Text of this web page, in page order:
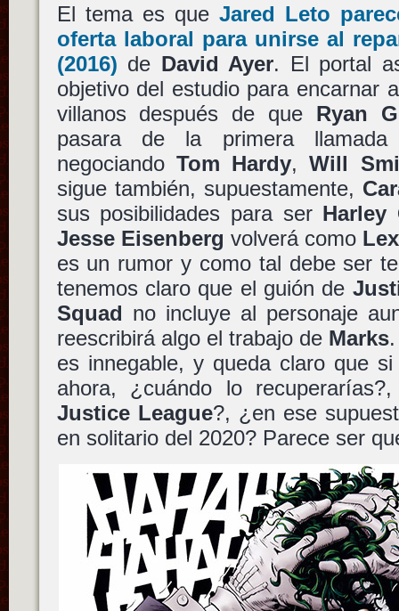
El tema es que Jared Leto
oferta laboral para unirse al
(2016) de David Ayer. El portal
objetivo del estudio para encarnar
villanos después de que Ryan
pasara de la primera
negociando Tom Hardy,Will
sigue también, supuestamente,
sus posibilidades para ser Harley
Jesse Eisenberg volverá como
es un rumor y como tal debe ser
tenemos claro que el guión de
Squad no incluye al personaje
reescribirá algo el trabajo de Marks.
es innegable, y queda claro que
ahora, ¿cuándo lo
Justice League?, ¿en ese
en solitario del 2020? Parece ser